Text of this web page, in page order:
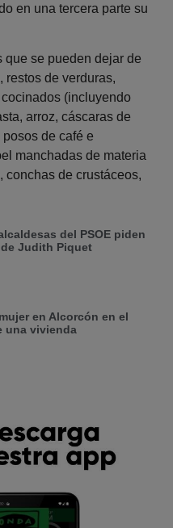
en una tercera parte su
que se pueden dejar de
restos de verduras,
(incluyendo
arroz, cáscaras de
de café e
manchadas de materia
conchas de crustáceos,
del PSOE piden
Judith Piquet
en Alcorcón en el
una vivienda